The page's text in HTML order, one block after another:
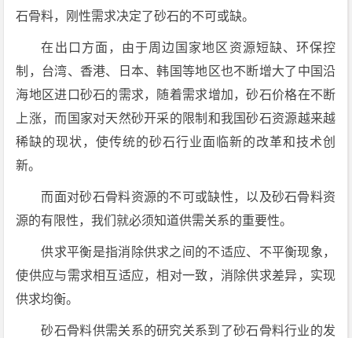
石骨料，刚性需求决定了砂石的不可或缺。
在出口方面，由于周边国家地区资源短缺、环保控
制，台湾、香港、日本、韩国等地区也不断增大了中国沿
海地区进口砂石的需求，随着需求增加，砂石价格在不断
上涨，而国家对天然砂开采的限制和我国砂石资源越来越
稀缺的现状，使传统的砂石行业面临新的改革和技术创
新。
而面对砂石骨料资源的不可或缺性，以及砂石骨料资
源的有限性，我们就必须知道供需关系的重要性。
供求平衡是指消除供求之间的不适应、不平衡现象，
使供应与需求相互适应，相对一致，消除供求差异，实现
供求均衡。
砂石骨料供需关系的研究关系到了砂石骨料行业的发